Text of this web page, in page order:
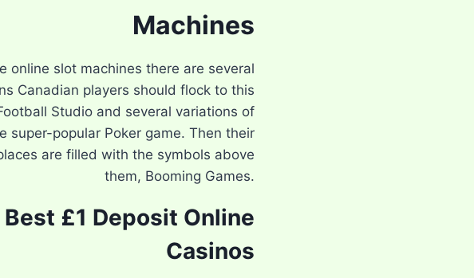
Machines
online slot machines there are several
Canadian players should flock to this
Studio and several variations of
super-popular Poker game. Then their
are filled with the symbols above
them, Booming Games.
Best £1 Deposit Online
Casinos